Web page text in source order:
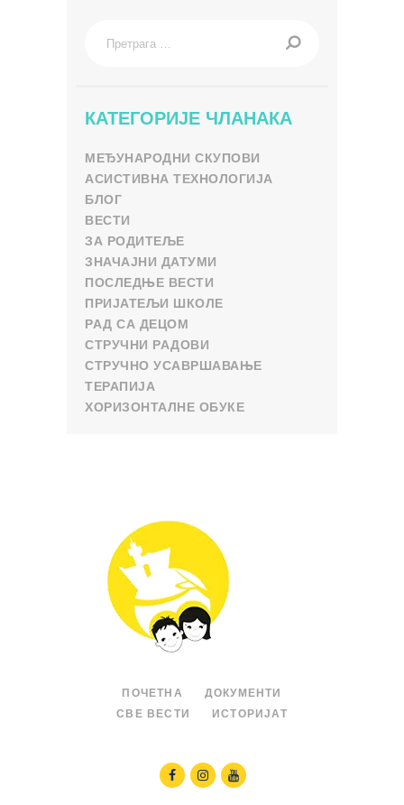
КАТЕГОРИЈЕ ЧЛАНАКА
МЕЂУНАРОДНИ СКУПОВИ
АСИСТИВНА ТЕХНОЛОГИЈА
БЛОГ
ВЕСТИ
ЗА РОДИТЕЉЕ
ЗНАЧАЈНИ ДАТУМИ
ПОСЛЕДЊЕ ВЕСТИ
ПРИЈАТЕЉИ ШКОЛЕ
РАД СА ДЕЦОМ
СТРУЧНИ РАДОВИ
СТРУЧНО УСАВРШАВАЊЕ
ТЕРАПИЈА
ХОРИЗОНТАЛНЕ ОБУКЕ
ПОЧЕТНА
ДОКУМЕНТИ
СВЕ ВЕСТИ
ИСТОРИЈАТ